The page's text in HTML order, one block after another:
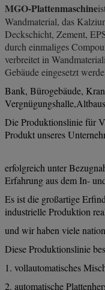
MGO-Plattenmaschine
Wandmaterial, das
Deckschicht, Zement,
durch einmaliges
verbreitet in
Gebäude eingesetzt
Bank, Bürogebäude,
Vergnügungshalle,
Die Produktionslinie für
Produkt unseres
erfolgreich unter
Erfahrung aus dem In-
Es ist die großartige
industrielle Produktion
und wir haben viele
Diese Produktionslinie
1. vollautomatisches
2. automatische